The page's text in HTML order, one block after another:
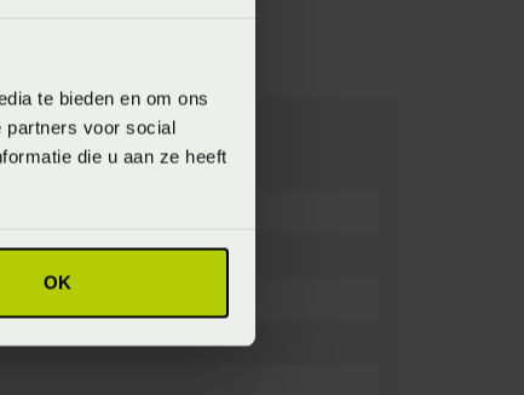
te bieden en om ons
partners voor social
die u aan ze heeft
OK